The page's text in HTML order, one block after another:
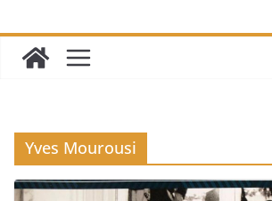
Yves Mourousi